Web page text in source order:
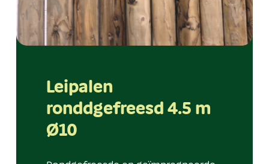
Leipalen
ronddgefreesd 4.5 m
Ø10